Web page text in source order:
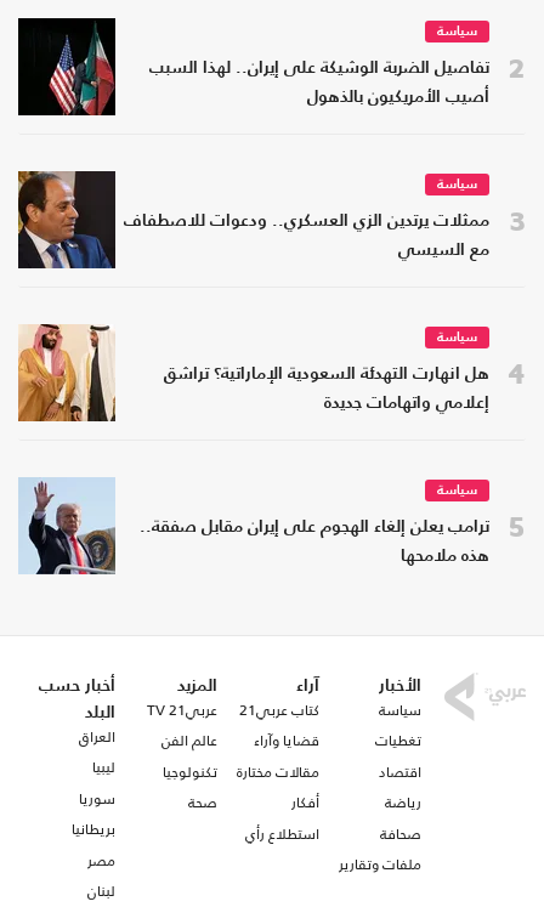
2
سياسة
تفاصيل الضربة الوشيكة على إيران.. لهذا السبب
أصيب الأمريكيون بالذهول
3
سياسة
ممثلات يرتدين الزي العسكري.. ودعوات للاصطفاف
مع السيسي
4
سياسة
هل انهارت التهدئة السعودية الإماراتية؟ تراشق
إعلامي واتهامات جديدة
5
سياسة
ترامب يعلن إلغاء الهجوم على إيران مقابل صفقة..
هذه ملامحها
الأخبار
سياسة
تغطيات
اقتصاد
رياضة
صحافة
ملفات وتقارير
آراء
كتاب عربي21
قضايا وآراء
مقالات مختارة
أفكار
استطلاع رأي
المزيد
عربي21 TV
عالم الفن
تكنولوجيا
صحة
أخبار حسب
البلد
العراق
ليبيا
سوريا
بريطانيا
مصر
لبنان